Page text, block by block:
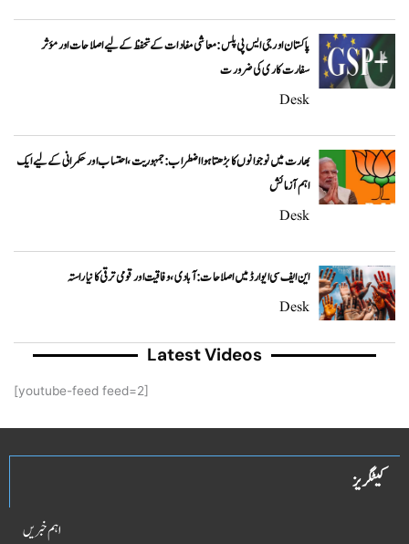
پاکستان اور جی ایس پی پلس: معاشی مفادات کے تحفظ کے لیے اصلاحات اور مؤثر
سفارت کاری کی ضرورت
Desk
بھارت میں نوجوانوں کا بڑھتا ہوا اضطراب: جمہوریت، احتساب اور حکمرانی کے لیے ایک
اہم آزمائش
Desk
این ایف سی ایوارڈ میں اصلاحات: آبادی، وفاقیت اور قومی ترقی کا نیا راستہ
Desk
Latest Videos
[youtube-feed feed=2]
کیٹگریز
اہم خبریں